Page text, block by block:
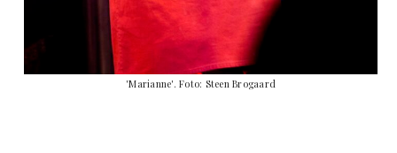
'Marianne'. Foto: Steen Brogaard